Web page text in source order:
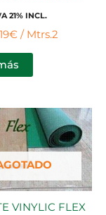
21% INCL.
/ Mtrs.2
VINYLIC FLEX